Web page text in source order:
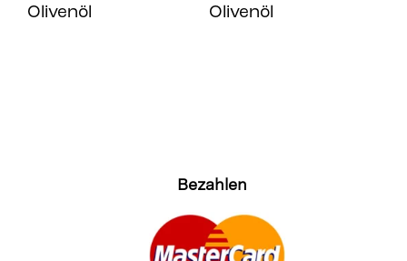
Olivenöl
Olivenöl
Bezahlen